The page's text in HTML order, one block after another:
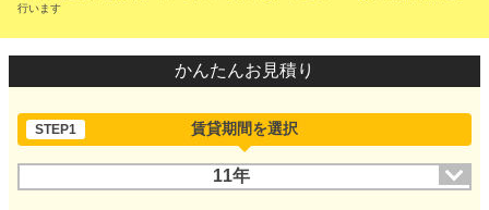
行います
かんたんお見積り
STEP1 賃貸期間を選択
11年